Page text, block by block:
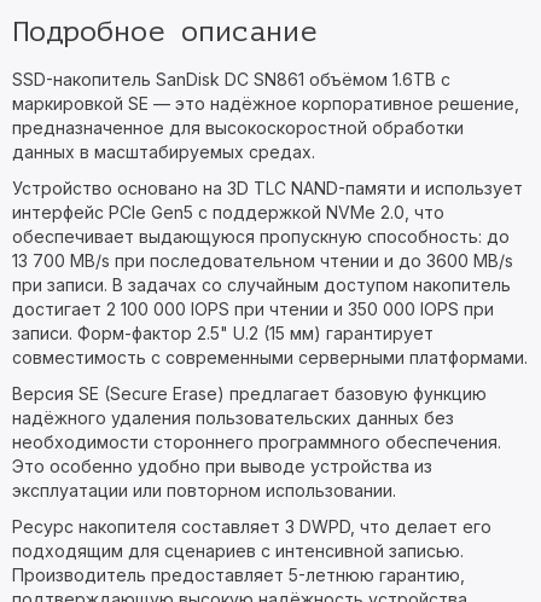
Подробное описание
SSD-накопитель SanDisk DC SN861 объёмом 1.6TB с
маркировкой SE — это надёжное корпоративное решение,
предназначенное для высокоскоростной обработки
данных в масштабируемых средах.
Устройство основано на 3D TLC NAND-памяти и использует
интерфейс PCIe Gen5 с поддержкой NVMe 2.0, что
обеспечивает выдающуюся пропускную способность: до
13 700 MB/s при последовательном чтении и до 3600 MB/s
при записи. В задачах со случайным доступом накопитель
достигает 2 100 000 IOPS при чтении и 350 000 IOPS при
записи. Форм-фактор 2.5" U.2 (15 мм) гарантирует
совместимость с современными серверными платформами.
Версия SE (Secure Erase) предлагает базовую функцию
надёжного удаления пользовательских данных без
необходимости стороннего программного обеспечения.
Это особенно удобно при выводе устройства из
эксплуатации или повторном использовании.
Ресурс накопителя составляет 3 DWPD, что делает его
подходящим для сценариев с интенсивной записью.
Производитель предоставляет 5-летнюю гарантию,